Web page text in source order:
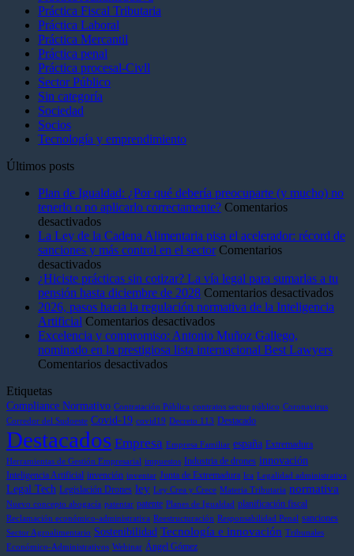
Práctica Fiscal Tributaria
Práctica Laboral
Práctica Mercantil
Práctica penal
Práctica procesal-Civll
Sector Público
Sin categoría
Sociedad
Socios
Tecnología y emprendimiento
Últimos posts
Plan de Igualdad: ¿Por qué debería preocuparte (y mucho) no
tenerlo o no aplicarlo correctamente? Comentarios
desactivadosen
Plan
de
Igualdad:
¿Por
qué
debería
preocuparte
(y
mucho)
no
no
aplicarlo
correctamente?
La Ley de la Cadena Alimentaria pisa el acelerador: récord de
sanciones y más control en el sector Comentarios
desactivadosen
La
Ley
de
la
Cadena
Alimentaria
pisa
récord
de
sanciones
y
más
control
en
el
sector
¿Hiciste prácticas sin cotizar? La vía legal para sumarlas a tu
pensión hasta diciembre de 2028 Comentarios desactivadosen
2026, pasos hacia la regulación normativa de la Inteligencia
Artificial Comentarios desactivadosen
2026,
pasos
normativa
de
Inteligencia
Artificial
Excelencia y compromiso: Antonio Muñoz Gallego,
nominado en la prestigiosa lista internacional Best Lawyers
Comentarios desactivadosen
compromiso:
Antonio
Gallego,
nominado
en
la
prestigiosa
lista
internacional
Best
Etiquetas
Compliance Normativo Contratación Pública contratos sector público Coronavirus
Corredor del Sudoeste Covid-19 covid19 Decreto 113 Destacado
Destacados Empresa Empresa Familiar españa Extremadura
Herramientas de Gestión Empresarial impuestos Industria de drones innovación
Inteligencia Artificial invención inventar Junta de Extremadura lca Legalidad administrativa
Legal Tech Legislación Drones ley Ley Crea y Crece Materia Tributaria normativa
Nuevo concepto abogacía patentar patente Planes de Igualdad planificación fiscal
Reclamación económico-administrativa Reestructuración Responsabilidad Penal sanciones
Sector Agroalimentario Sostenibilidad Tecnología e innovación Tribunales
Económico-Administrativos Webinar Ángel Gómez